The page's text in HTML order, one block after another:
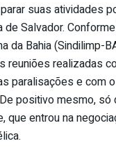
suas atividades
Salvador.
da Bahia (Sindilimp-
reuniões realizadas
paralisações e com
positivo mesmo, só
que entrou na